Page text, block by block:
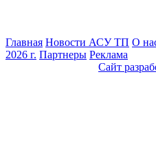
Главная Новости АСУ ТП О
2026 г. Партнеры Реклама
Сайт